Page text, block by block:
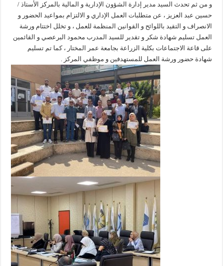
و من ثم تحدث السيد مدير إدارة الشؤون الإدارية و المالية بالمركز الأستاذ /
حسين عبد العزيز ، عن متطلبات العمل الإداري و الالتزام بمواعيد الحضور و
الانصراف و التقيد باللوائح و القوانين المنظمة للعمل ، و تخلل اختتام ورشة
العمل تسليم شهادة شكر و تقدير للسيد المدرب محمود البرعصي و القائمين
على قاعة الاجتماعات بكلية الزراعة بجامعة عمر المختار ، كما تم تسليم
شهادة حضور ورشة العمل للمستهدفين و موظفي المركز .